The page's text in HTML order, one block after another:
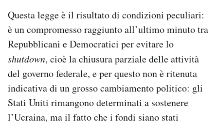
Esci
Questa legge è il risultato di condizioni peculiari:
è un compromesso raggiunto all’ultimo minuto tra
Repubblicani e Democratici per evitare lo
shutdown, cioè la chiusura parziale delle attività
del governo federale, e per questo non è ritenuta
indicativa di un grosso cambiamento politico: gli
Stati Uniti rimangono determinati a sostenere
l’Ucraina, ma il fatto che i fondi siano stati